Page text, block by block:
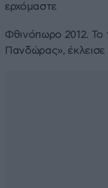
ερχόμαστε
Φθινόπωρο 2012. Το
Πανδώρας», έκλεισε